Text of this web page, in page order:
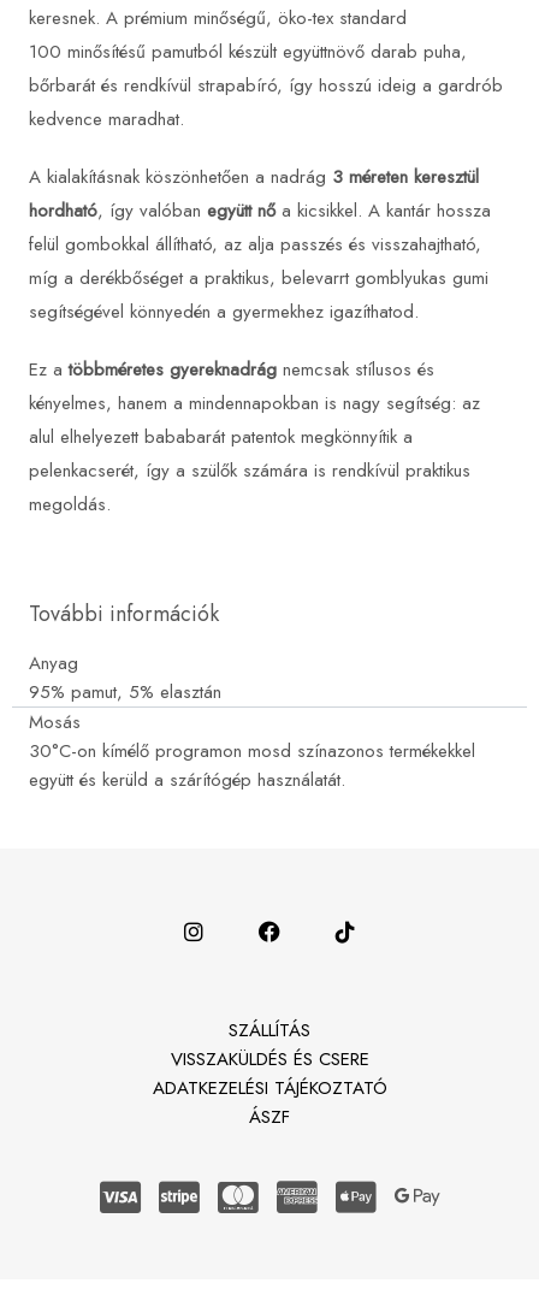
keresnek. A prémium minőségű, öko-tex standard
100 minősítésű pamutból készült együttnövő darab puha,
bőrbarát és rendkívül strapabíró, így hosszú ideig a gardrób
kedvence maradhat.
A kialakításnak köszönhetően a nadrág 3 méreten keresztül
hordható, így valóban együtt nőa kicsikkel. A kantár hossza
felül gombokkal állítható, az alja passzés és visszahajtható,
míg a derékbőséget a praktikus, belevarrt gomblyukas gumi
segítségével könnyedén a gyermekhez igazíthatod.
Ez atöbbméretes gyereknadrág nemcsak stílusos és
kényelmes, hanem a mindennapokban is nagy segítség: az
alul elhelyezett bababarát patentok megkönnyítik a
pelenkacserét, így a szülők számára is rendkívül praktikus
megoldás.
További információk
Anyag
95% pamut, 5% elasztán
Mosás
30°C-on kímélő programon mosd színazonos termékekkel
együtt és kerüld a szárítógép használatát.
SZÁLLÍTÁS
VISSZAKÜLDÉS ÉS CSERE
ADATKEZELÉSI TÁJÉKOZTATÓ
ÁSZF